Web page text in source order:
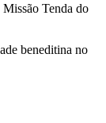
Tenda do
beneditina no